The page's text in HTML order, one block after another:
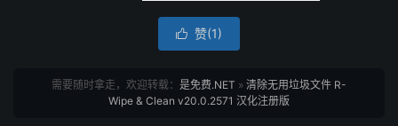
 赞(1)
需要随时拿走，欢迎转载： 是免费.NET » 清除无用垃圾文件 R-
Wipe & Clean v20.0.2571 汉化注册版